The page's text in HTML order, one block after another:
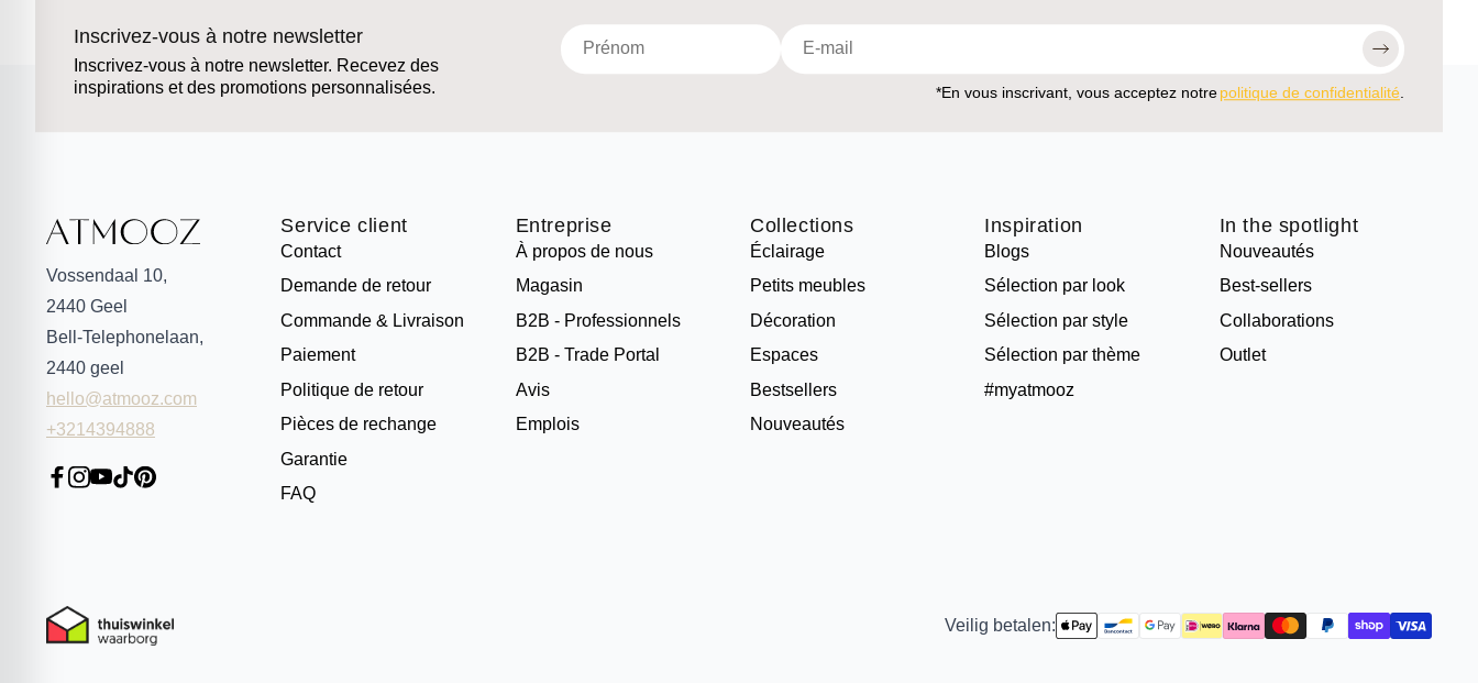
Inscrivez-vous à notre newsletter
Inscrivez-vous à notre newsletter. Recevez des
inspirations et des promotions personnalisées.
*En vous inscrivant, vous acceptez notre politique de confidentialité.
Vossendaal 10,
2440 Geel
Bell-Telephonelaan,
2440 geel
hello@atmooz.com
+3214394888
Service client
Contact
Demande de retour
Commande & Livraison
Paiement
Politique de retour
Pièces de rechange
Garantie
FAQ
Entreprise
À propos de nous
Magasin
B2B - Professionnels
B2B - Trade Portal
Avis
Emplois
Collections
Éclairage
Petits meubles
Décoration
Espaces
Bestsellers
Nouveautés
Inspiration
Blogs
Sélection par look
Sélection par style
Sélection par thème
#myatmooz
In the spotlight
Nouveautés
Best-sellers
Collaborations
Outlet
Veilig betalen: